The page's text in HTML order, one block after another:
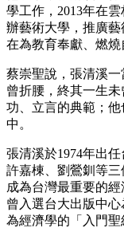
學工作，2013年在
辦藝術大學，推廣
在為教育奉獻、燃燒
蔡崇聖說，張清溪
曾折腰，終其一生
功、立言的典範；
中。
張清溪於1974年出
許嘉棟、劉鶯釧等三
成為台灣最重要的
曾入選台大出版中
為經濟學的「入門